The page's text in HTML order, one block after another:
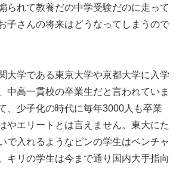
られて教養だの中学受験だのに走って
子さんの将来はどうなってしまうので
大学である東京大学や京都大学に入学
中高一貫校の卒業生だと言われていま
、少子化の時代に毎年3000人も卒業
やエリートとは言えません。東大にた
で入れるようなピンの学生はベンチャ
キリの学生は今まで通り国内大手指向